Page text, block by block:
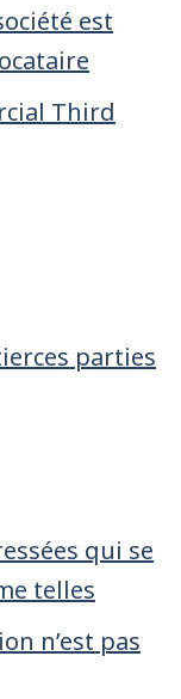
est
Third
parties
qui se
telles
n’est pas